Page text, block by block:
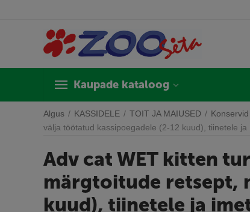
Kaupade kataloog
Algus / KASSIDELE / TOIT JA MAIUSED /
välja töötatud kassipoegadele (2-12 kuud), tiinetele ja
Adv cat WET kitten
märgtoitude retsept,
kuud), tiinetele ja